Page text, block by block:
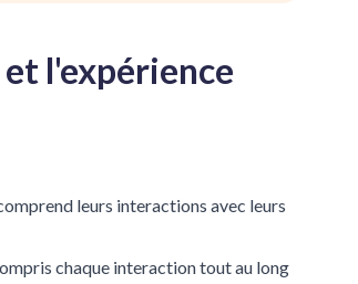
l'expérience
leurs interactions avec leurs
chaque interaction tout au long